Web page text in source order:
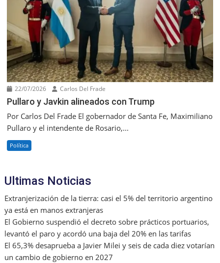
22/07/2026 Carlos Del Frade
Pullaro y Javkin alineados con Trump
Por Carlos Del Frade El gobernador de Santa Fe, Maximiliano
Pullaro y el intendente de Rosario,...
Política
Ultimas Noticias
Extranjerización de la tierra: casi el 5% del territorio argentino
ya está en manos extranjeras
El Gobierno suspendió el decreto sobre prácticos portuarios,
levantó el paro y acordó una baja del 20% en las tarifas
El 65,3% desaprueba a Javier Milei y seis de cada diez votarían
un cambio de gobierno en 2027